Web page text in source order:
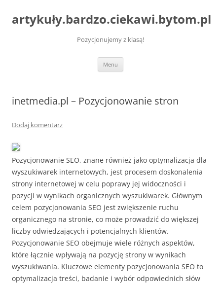
artykuły.bardzo.ciekawi.bytom.pl
Pozycjonujemy z klasą!
Menu
inetmedia.pl – Pozycjonowanie stron
Dodaj komentarz
Pozycjonowanie SEO, znane również jako optymalizacja dla
wyszukiwarek internetowych, jest procesem doskonalenia
strony internetowej w celu poprawy jej widoczności i
pozycji w wynikach organicznych wyszukiwarek. Głównym
celem pozycjonowania SEO jest zwiększenie ruchu
organicznego na stronie, co może prowadzić do większej
liczby odwiedzających i potencjalnych klientów.
Pozycjonowanie SEO obejmuje wiele różnych aspektów,
które łącznie wpływają na pozycję strony w wynikach
wyszukiwania. Kluczowe elementy pozycjonowania SEO to
optymalizacja treści, badanie i wybór odpowiednich słów